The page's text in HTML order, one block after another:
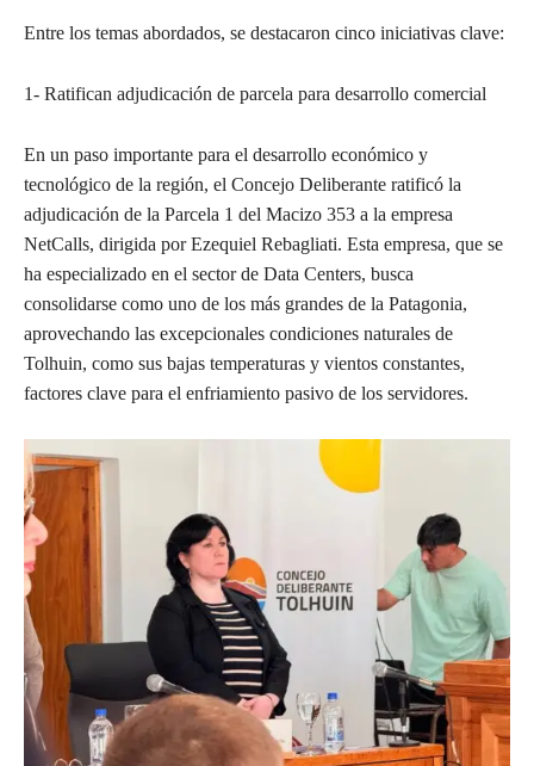
Entre los temas abordados, se destacaron cinco iniciativas clave:
1- Ratifican adjudicación de parcela para desarrollo comercial
En un paso importante para el desarrollo económico y
tecnológico de la región, el Concejo Deliberante ratificó la
adjudicación de la Parcela 1 del Macizo 353 a la empresa
NetCalls, dirigida por Ezequiel Rebagliati. Esta empresa, que se
ha especializado en el sector de Data Centers, busca
consolidarse como uno de los más grandes de la Patagonia,
aprovechando las excepcionales condiciones naturales de
Tolhuin, como sus bajas temperaturas y vientos constantes,
factores clave para el enfriamiento pasivo de los servidores.